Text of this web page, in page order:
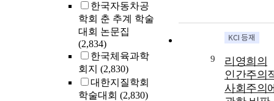
한국자동차공
학회 춘 추계 학술
대회 논문집
(2,834)
한국체육과학
회지 (2,830)
대한지질학회
학술대회 (2,830)
9
리영희의
인간주의
사회주의